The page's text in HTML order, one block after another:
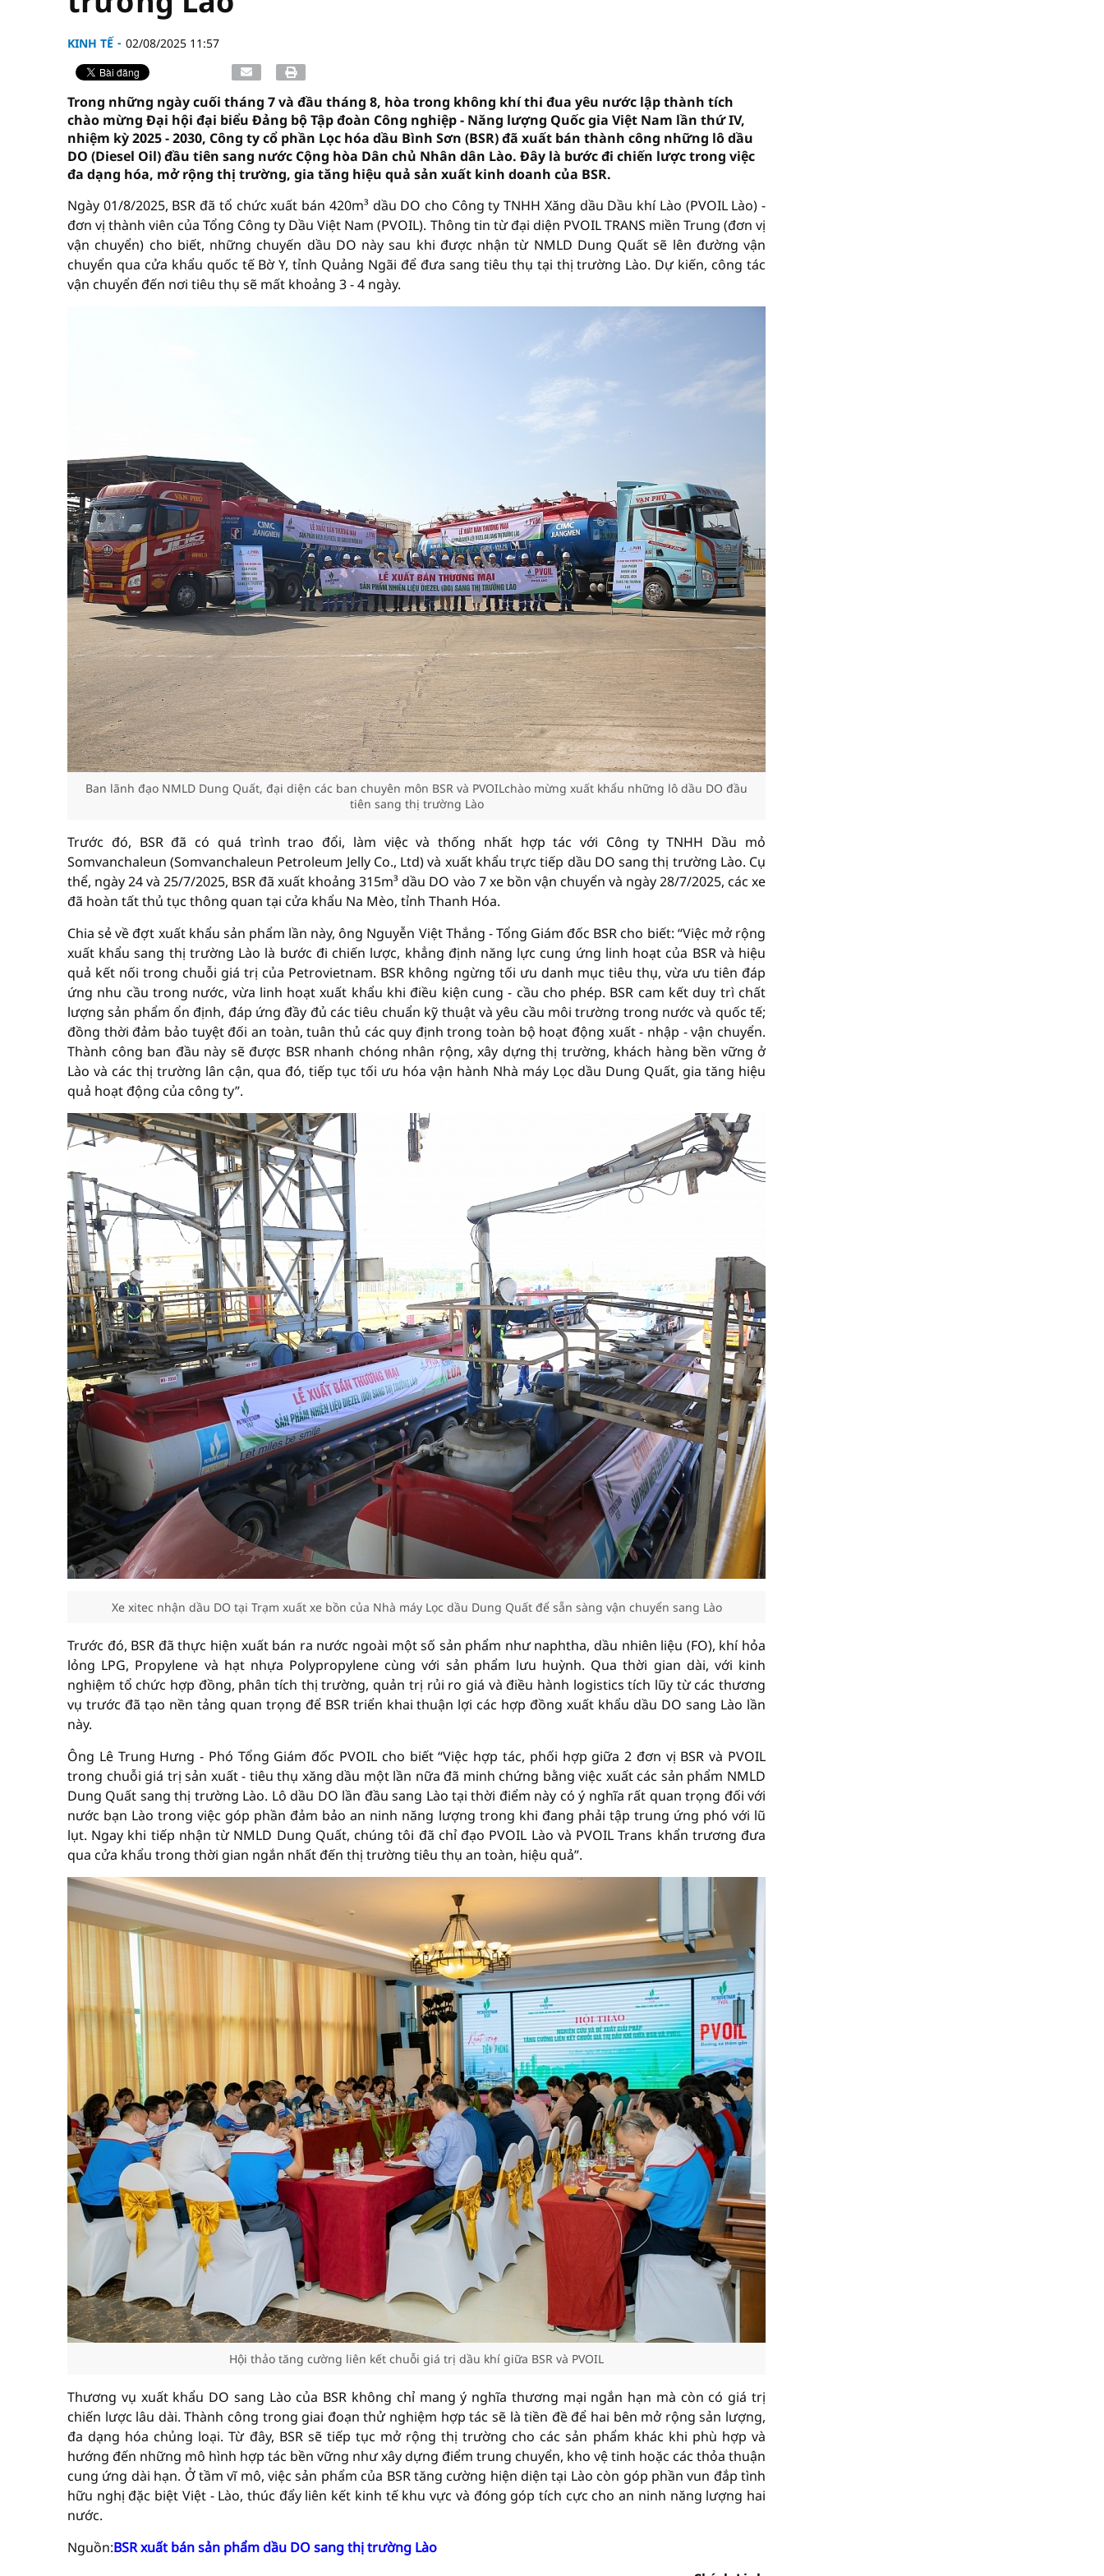
KINH TẾ 02/08/2025 11:57
Trong những ngày cuối tháng 7 và đầu tháng 8, hòa trong không khí thi đua yêu nước lập thành tích
chào mừng Đại hội đại biểu Đảng bộ Tập đoàn Công nghiệp - Năng lượng Quốc gia Việt Nam lần thứ IV,
nhiệm kỳ 2025 - 2030, Công ty cổ phần Lọc hóa dầu Bình Sơn (BSR) đã xuất bán thành công những lô dầu
DO (Diesel Oil) đầu tiên sang nước Cộng hòa Dân chủ Nhân dân Lào. Đây là bước đi chiến lược trong việc
đa dạng hóa, mở rộng thị trường, gia tăng hiệu quả sản xuất kinh doanh của BSR.
Ngày 01/8/2025, BSR đã tổ chức xuất bán 420m³ dầu DO cho Công ty TNHH Xăng dầu Dầu khí Lào (PVOIL Lào) -
đơn vị thành viên của Tổng Công ty Dầu Việt Nam (PVOIL). Thông tin từ đại diện PVOIL TRANS miền Trung (đơn vị
vận chuyển) cho biết, những chuyến dầu DO này sau khi được nhận từ NMLD Dung Quất sẽ lên đường vận
chuyển qua cửa khẩu quốc tế Bờ Y, tỉnh Quảng Ngãi để đưa sang tiêu thụ tại thị trường Lào. Dự kiến, công tác
vận chuyển đến nơi tiêu thụ sẽ mất khoảng 3 - 4 ngày.
Ban lãnh đạo NMLD Dung Quất, đại diện các ban chuyên môn BSR và PVOILchào mừng xuất khẩu những lô dầu DO đầu
tiên sang thị trường Lào
Trước đó, BSR đã có quá trình trao đổi, làm việc và thống nhất hợp tác với Công ty TNHH Dầu mỏ
Somvanchaleun (Somvanchaleun Petroleum Jelly Co., Ltd) và xuất khẩu trực tiếp dầu DO sang thị trường Lào. Cụ
thể, ngày 24 và 25/7/2025, BSR đã xuất khoảng 315m³ dầu DO vào 7 xe bồn vận chuyển và ngày 28/7/2025, các xe
đã hoàn tất thủ tục thông quan tại cửa khẩu Na Mèo, tỉnh Thanh Hóa.
Chia sẻ về đợt xuất khẩu sản phẩm lần này, ông Nguyễn Việt Thắng - Tổng Giám đốc BSR cho biết: “Việc mở rộng
xuất khẩu sang thị trường Lào là bước đi chiến lược, khẳng định năng lực cung ứng linh hoạt của BSR và hiệu
quả kết nối trong chuỗi giá trị của Petrovietnam. BSR không ngừng tối ưu danh mục tiêu thụ, vừa ưu tiên đáp
ứng nhu cầu trong nước, vừa linh hoạt xuất khẩu khi điều kiện cung - cầu cho phép. BSR cam kết duy trì chất
lượng sản phẩm ổn định, đáp ứng đầy đủ các tiêu chuẩn kỹ thuật và yêu cầu môi trường trong nước và quốc tế;
đồng thời đảm bảo tuyệt đối an toàn, tuân thủ các quy định trong toàn bộ hoạt động xuất - nhập - vận chuyển.
Thành công ban đầu này sẽ được BSR nhanh chóng nhân rộng, xây dựng thị trường, khách hàng bền vững ở
Lào và các thị trường lân cận, qua đó, tiếp tục tối ưu hóa vận hành Nhà máy Lọc dầu Dung Quất, gia tăng hiệu
quả hoạt động của công ty”.
Xe xitec nhận dầu DO tại Trạm xuất xe bồn của Nhà máy Lọc dầu Dung Quất để sẵn sàng vận chuyển sang Lào
Trước đó, BSR đã thực hiện xuất bán ra nước ngoài một số sản phẩm như naphtha, dầu nhiên liệu (FO), khí hỏa
lỏng LPG, Propylene và hạt nhựa Polypropylene cùng với sản phẩm lưu huỳnh. Qua thời gian dài, với kinh
nghiệm tổ chức hợp đồng, phân tích thị trường, quản trị rủi ro giá và điều hành logistics tích lũy từ các thương
vụ trước đã tạo nền tảng quan trọng để BSR triển khai thuận lợi các hợp đồng xuất khẩu dầu DO sang Lào lần
này.
Ông Lê Trung Hưng - Phó Tổng Giám đốc PVOIL cho biết “Việc hợp tác, phối hợp giữa 2 đơn vị BSR và PVOIL
trong chuỗi giá trị sản xuất - tiêu thụ xăng dầu một lần nữa đã minh chứng bằng việc xuất các sản phẩm NMLD
Dung Quất sang thị trường Lào. Lô dầu DO lần đầu sang Lào tại thời điểm này có ý nghĩa rất quan trọng đối với
nước bạn Lào trong việc góp phần đảm bảo an ninh năng lượng trong khi đang phải tập trung ứng phó với lũ
lụt. Ngay khi tiếp nhận từ NMLD Dung Quất, chúng tôi đã chỉ đạo PVOIL Lào và PVOIL Trans khẩn trương đưa
qua cửa khẩu trong thời gian ngắn nhất đến thị trường tiêu thụ an toàn, hiệu quả”.
Hội thảo tăng cường liên kết chuỗi giá trị dầu khí giữa BSR và PVOIL
Thương vụ xuất khẩu DO sang Lào của BSR không chỉ mang ý nghĩa thương mại ngắn hạn mà còn có giá trị
chiến lược lâu dài. Thành công trong giai đoạn thử nghiệm hợp tác sẽ là tiền đề để hai bên mở rộng sản lượng,
đa dạng hóa chủng loại. Từ đây, BSR sẽ tiếp tục mở rộng thị trường cho các sản phẩm khác khi phù hợp và
hướng đến những mô hình hợp tác bền vững như xây dựng điểm trung chuyển, kho vệ tinh hoặc các thỏa thuận
cung ứng dài hạn. Ở tầm vĩ mô, việc sản phẩm của BSR tăng cường hiện diện tại Lào còn góp phần vun đắp tình
hữu nghị đặc biệt Việt - Lào, thúc đẩy liên kết kinh tế khu vực và đóng góp tích cực cho an ninh năng lượng hai
nước.
Nguồn:BSR xuất bán sản phẩm dầu DO sang thị trường Lào